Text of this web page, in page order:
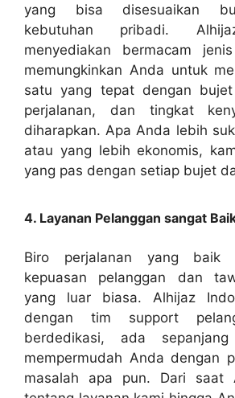
yang bisa disesuaikan
kebutuhan pribadi.
menyediakan bermacam
memungkinkan Anda untuk
satu yang tepat dengan
perjalanan, dan tingkat
diharapkan. Apa Anda lebih
atau yang lebih ekonomis,
yang pas dengan setiap bujet
4. Layanan Pelanggan sangat
Biro perjalanan yang baik
kepuasan pelanggan dan
yang luar biasa. Alhijaz
dengan tim support
berdedikasi, ada
mempermudah Anda dengan
masalah apa pun. Dari saat